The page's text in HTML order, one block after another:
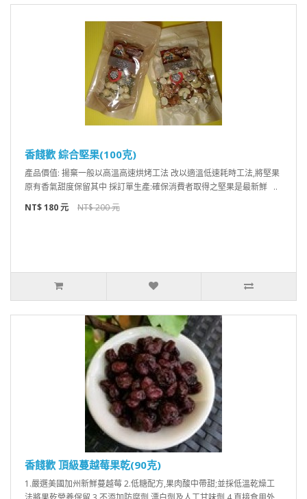
香餞歡 綜合堅果(100克)
產品價值: 揚棄一般以高溫高速烘烤工法 改以適溫低速耗時工法,將堅果
原有香氣甜度保留其中 採訂單生產:確保消費者取得之堅果是最新鮮 ..
NT$ 180 元
NT$ 200 元
香餞歡 頂級蔓越莓果乾(90克)
1.嚴選美國加州新鮮蔓越莓 2.低糖配方,果肉酸中帶甜;並採低溫乾燥工